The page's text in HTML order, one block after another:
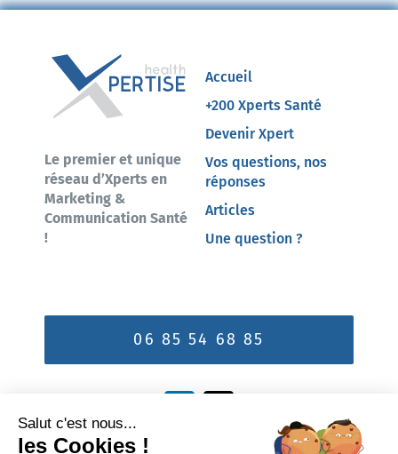
Le premier et unique
réseau d’Xperts en
Marketing &
Communication Santé
!
Accueil
+200 Xperts Santé
Devenir Xpert
Vos questions, nos
réponses
Articles
Une question ?
06 85 54 68 85
Vous êtes Xpert